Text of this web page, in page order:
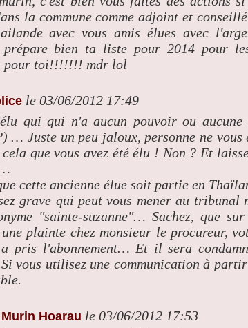
la commune comme adjoint et
avec vous amis élues avec
bien ta liste pour 2014 pour
pour toi!!!!!!! mdr lol
le 03/06/2012 17:49
qui qui n'a aucun pouvoir ou aucune
… Juste un peu jaloux, personne ne vous
que vous avez été élu ! Non ? Et
cette ancienne élue soit partie en
grave qui peut vous mener au tribunal
"sainte-suzanne"… Sachez, que
plainte chez monsieur le procureur,
pris l'abonnement… Et il sera
Si vous utilisez une communication à
Hoarau le 03/06/2012 17:53